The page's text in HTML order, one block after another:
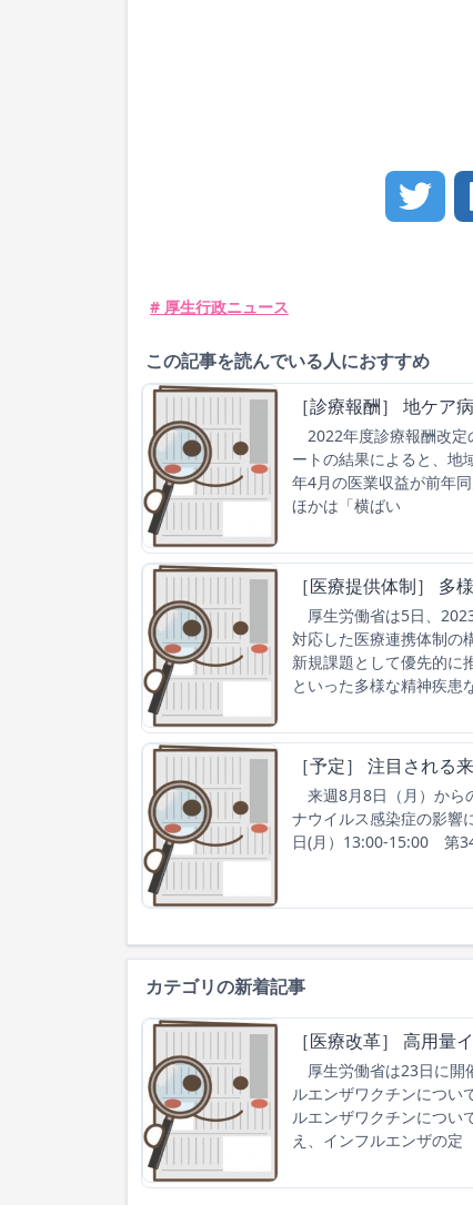
# 厚生行政ニュース
この記事を読んでいる人におすすめ
［診療報酬］ 地ケ
2022年度診療報酬改定
ートの結果によると、地
年4月の医業収益が前年
ほかは「横ばい
［医療提供体制］
厚生労働省は5日、
対応した医療連携体制の
新規課題として優先的
といった多様な精神疾患
［予定］ 注目され
来週8月8日（月）から
ナウイルス感染症の影響
日(月）13:00-15:00 第
カテゴリの新着記事
［医療改革］ 高用量
厚生労働省は23日に開
ルエンザワクチンにつ
ルエンザワクチンについ
え、インフルエンザの定